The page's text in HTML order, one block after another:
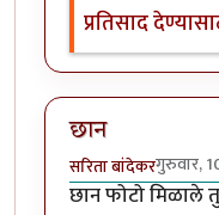
प्रतिसाद
छान
सरिता बांदेकरगुरुवार,
छान फोटो मिळाले